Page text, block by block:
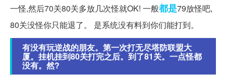
一怪,然后70关80关多放几次怪就OK! 一般都是79放怪吧,
80关没怪你只能退了。 是系统没有料到你们能打到。
有没有玩逆战的朋友。第一次打无尽塔防联盟大
厦。挂机挂到80关打完之后。到了81关。一点怪都
没有。然?